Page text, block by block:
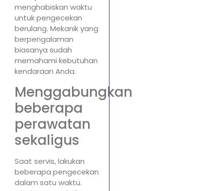
menghabiskan waktu
untuk pengecekan
berulang. Mekanik yang
berpengalaman
biasanya sudah
memahami kebutuhan
kendaraan Anda.
Menggabungkan
beberapa
perawatan
sekaligus
Saat servis, lakukan
beberapa pengecekan
dalam satu waktu.